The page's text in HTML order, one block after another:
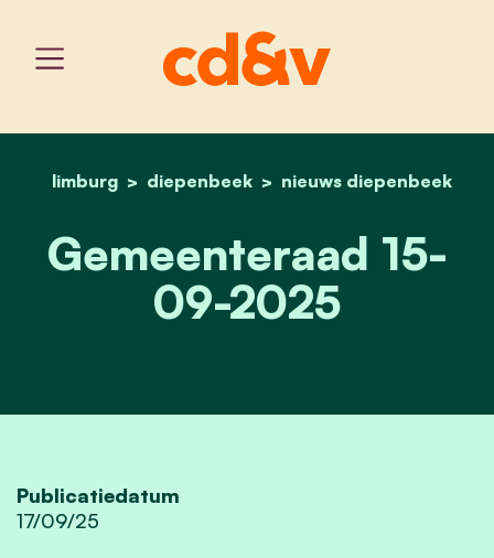
home
limburg diepenbeek nieuws diepenbeek
gemeenteraad 15-09-
Gemeenteraad 15-
09-2025
Publicatiedatum
17/09/25